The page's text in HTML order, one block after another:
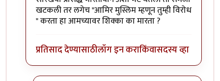
खटकली तर लगेच "आमिर मुस्लिम म्हणून तुम्ही विरोध
" करता हा आमच्यावर शिक्का का मारता ?
प्रतिसाद देण्यासाठीलॉग इन कराकिंवासदस्य व्हा